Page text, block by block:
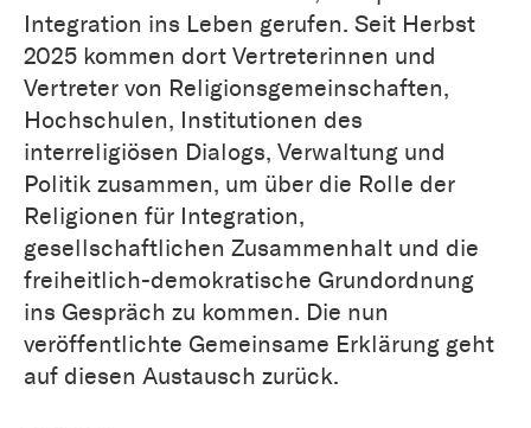
Integration ins Leben gerufen. Seit Herbst
2025 kommen dort Vertreterinnen und
Vertreter von Religionsgemeinschaften,
Hochschulen, Institutionen des
interreligiösen Dialogs, Verwaltung und
Politik zusammen, um über die Rolle der
Religionen für Integration,
gesellschaftlichen Zusammenhalt und die
freiheitlich-demokratische Grundordnung
ins Gespräch zu kommen. Die nun
veröffentlichte Gemeinsame Erklärung geht
auf diesen Austausch zurück.